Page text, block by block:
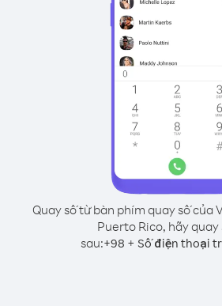
Quay số từ bàn phím quay số của
Puerto Rico, hãy quay
sau:+98 + Số điện thoại